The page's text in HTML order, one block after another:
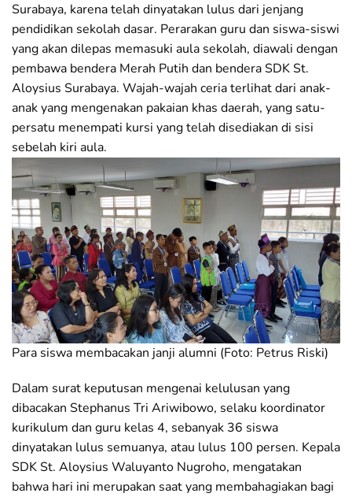
Surabaya, karena telah dinyatakan lulus dari jenjang
pendidikan sekolah dasar. Perarakan guru dan siswa-siswi
yang akan dilepas memasuki aula sekolah, diawali dengan
pembawa bendera Merah Putih dan bendera SDK St.
Aloysius Surabaya. Wajah-wajah ceria terlihat dari anak-
anak yang mengenakan pakaian khas daerah, yang satu-
persatu menempati kursi yang telah disediakan di sisi
sebelah kiri aula.
Para siswa membacakan janji alumni (Foto: Petrus Riski)
Dalam surat keputusan mengenai kelulusan yang
dibacakan Stephanus Tri Ariwibowo, selaku koordinator
kurikulum dan guru kelas 4, sebanyak 36 siswa
dinyatakan lulus semuanya, atau lulus 100 persen. Kepala
SDK St. Aloysius Waluyanto Nugroho, mengatakan
bahwa hari ini merupakan saat yang membahagiakan bagi